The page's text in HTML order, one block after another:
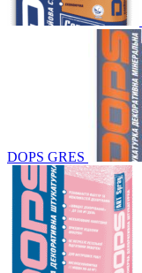
DOPS GRES